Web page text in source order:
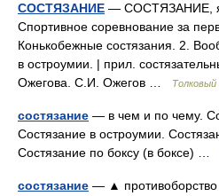
СОСТЯЗАНИЕ — СОСТЯЗАНИЕ, я,
Спортивное соревнование за
Конькобежные состязания. 2.
в остроумии. | прил.
Ожегова. С.И. Ожегов …
состязание — в чем и по чему.
Состязание в остроумии.
Состязание по боксу (в боксе) …
состязание — ▲ противоборство